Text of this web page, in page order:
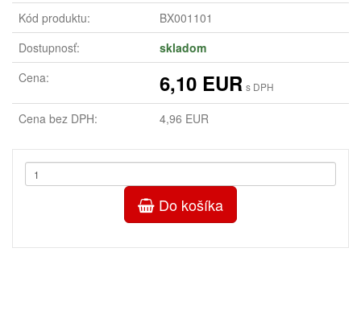
Kód produktu:
BX001101
Dostupnosť:
skladom
Cena:
6,10 EUR s DPH
Cena bez DPH: 4,96 EUR
Do košíka